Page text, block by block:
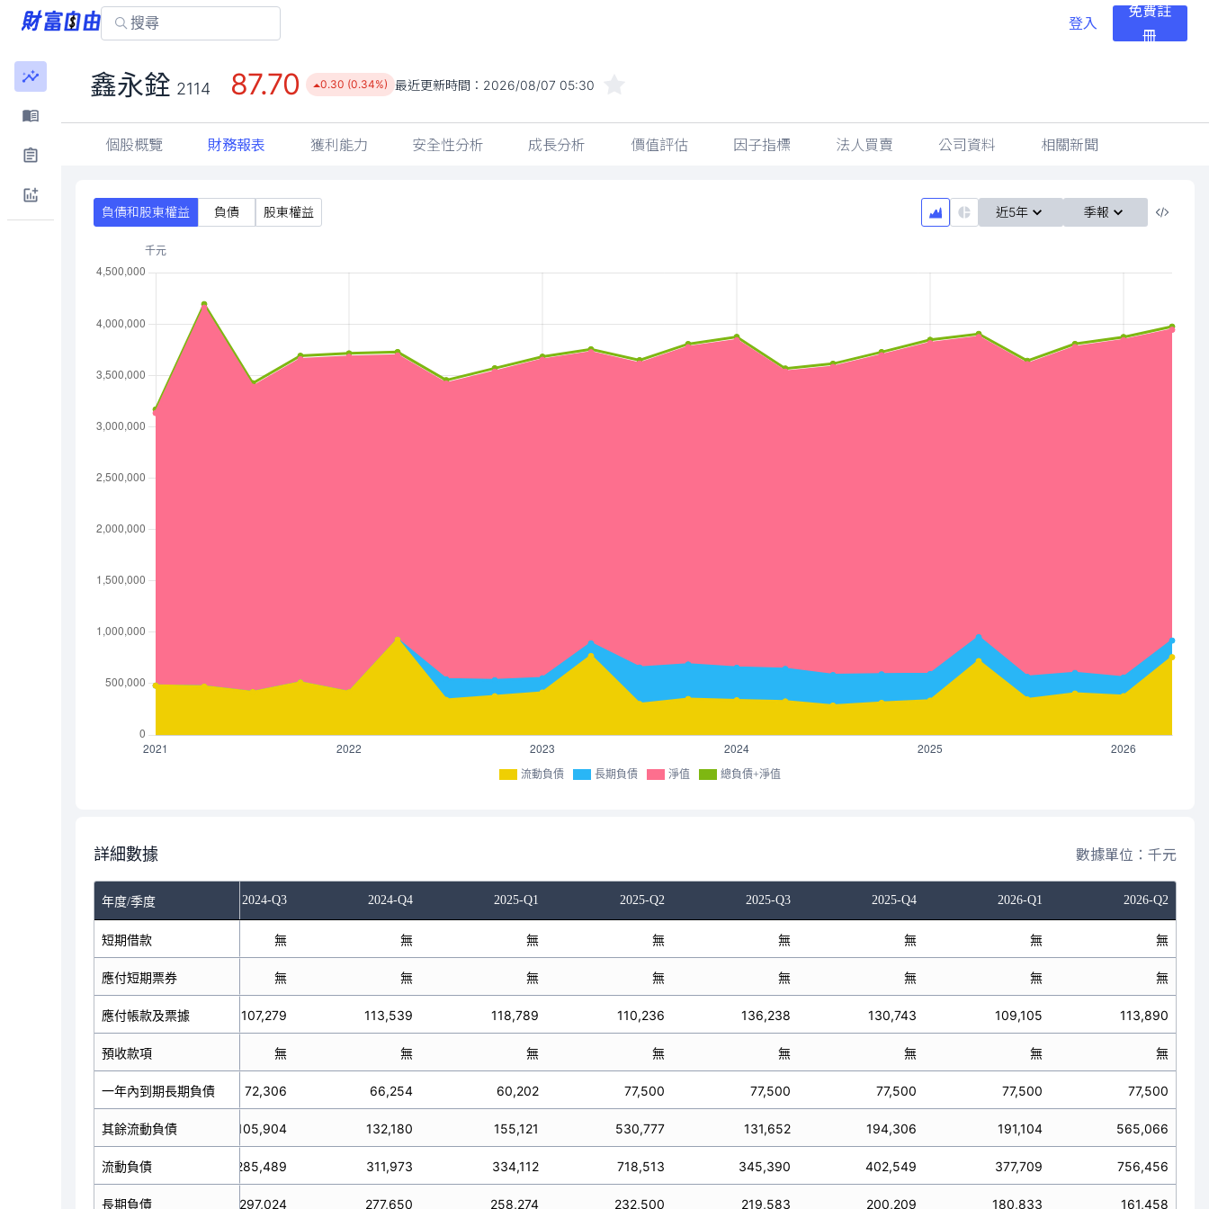
登入
免費註
冊
鑫永銓 2114 87.70 0.30 (0.34%) 最近更新時間： 2026/08/07 05:30
個股概覽 財務報表 獲利能力 安全性分析 成長分析 價值評估 因子指標 法人買賣 公司資料 相關新聞
負債和股東權益 負債 股東權益 近5年 季報
流動負債 長期負債 淨值 總負債+淨值
詳細數據 數據單位：千元
年度/季度
2024-Q2 2024-Q3 2024-Q4 2025-Q1 2025-Q2 2025-Q3 2025-Q4 2026-Q1 2026-Q2
短期借款
應付短期票券
應付帳款及票據
預收款項
一年內到期長期負債
其餘流動負債
流動負債
長期負債
無 無 無 無 無 無 無 無 無
無 無 無 無 無 無 無 無 無
100,650 107,279 113,539 118,789 110,236 136,238 130,743 109,105 113,890
無 無 無 無 無 無 無 無 無
78,359 72,306 66,254 60,202 77,500 77,500 77,500 77,500 77,500
146,800 105,904 132,180 155,121 530,777 131,652 194,306 191,104 565,066
325,809 285,489 311,973 334,112 718,513 345,390 402,549 377,709 756,456
316,399 297,024 277,650 258,274 232,500 219,583 200,209 180,833 161,458